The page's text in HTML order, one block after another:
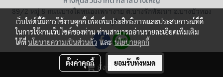
สั่งซื้อสินค้า
89/2 หมู่ 8 ถนนบางไผ่หนองเพรางาย ต.บางรักพัฒนา อ.บางบัวทอง
จ.นนทบุรี 11110
เว็บไซต์นี้มีการใช้งานคุกกี้ เพื่อเพิ่มประสิทธิภาพและประสบการณ์ที่ดี
ในการใช้งานเว็บไซต์ของท่าน ท่านสามารถอ่านรายละเอียดเพิ่มเติม
ได้ที่นโยบายความเป็นส่วนตัว และนโยบายคุกกี้
ตั้งค่าคุกกี้ ยอมรับทั้งหมด